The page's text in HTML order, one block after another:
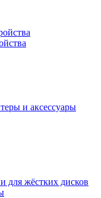
и аксессуары
для жёстких дисков